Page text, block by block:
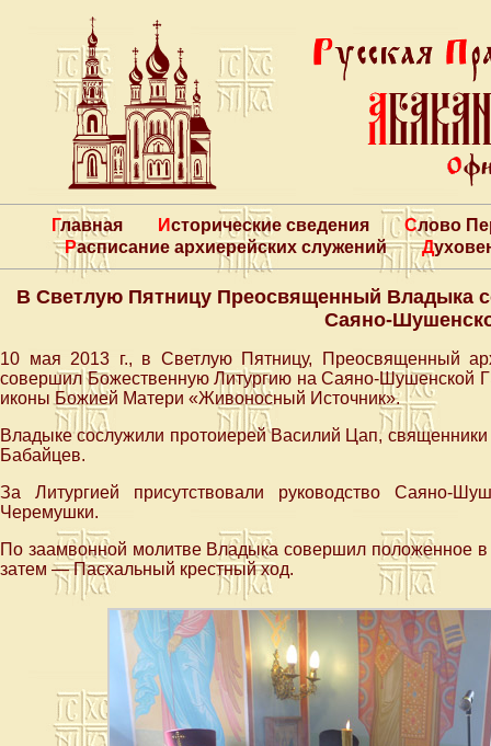
Главная Исторические сведения
Слово
Расписание архиерейских служений
В Светлую Пятницу Преосвященный Владыка
Саяно-
10 мая 2013 г., в Светлую Пятницу, Преосвященный
совершил Божественную Литургию на Саяно-Шушенской
иконы Божией Матери «Живоносный Источник».
Владыке сослужили протоиерей Василий Цап,
Бабайцев.
За Литургией присутствовали руководство Саяно-
Черемушки.
По заамвонной молитве Владыка совершил положенное
затем — Пасхальный крестный ход.